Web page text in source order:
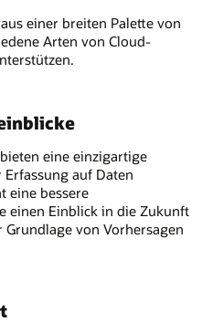
einer breiten Palette von
Arten von Cloud-
eine einzigartige
auf Daten
eine bessere
einen Einblick in die Zukunft
von Vorhersagen